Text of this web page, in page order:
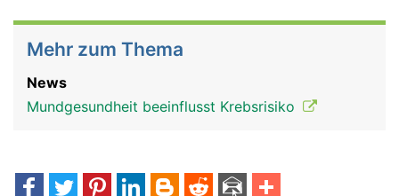
Mehr zum Thema
News
Mundgesundheit beeinflusst Krebsrisiko